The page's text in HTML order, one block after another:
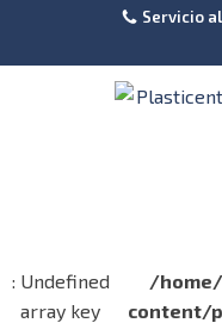
Servicio
: Undefined
array key
/
content/